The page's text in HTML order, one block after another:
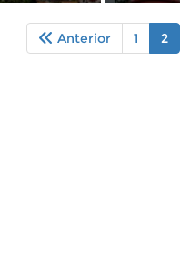
Anterior 1 2